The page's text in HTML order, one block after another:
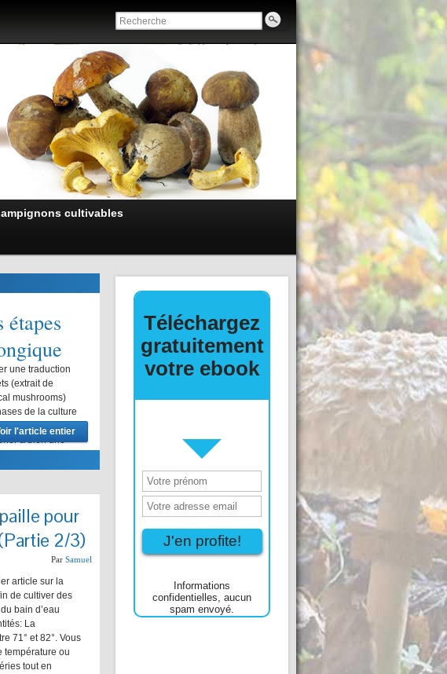
cultivables
une traduction
(extrait de
mushrooms)
de la culture
les
à bien une
l'article entier
La culture de mycélium
sur agar-agar ou milieu
gélosé
Tweet Qu’est ce que l’agar-agar? L’agar-agar
est un produit gélifiant obtenu à partir d’algues
rouges. Il est utilisé en cuisine pour remplacer
la gélatine animale car c’est un liant et gélifiant
végétal très efficace. Nous pouvons le trouver sous forme de poudre dans les
surement …
Voir l'article entier
pour
2/3)
Par Samuel
article sur la
de cultiver des
bain d’eau
La
71° et 82°. Vous
température ou
tout en